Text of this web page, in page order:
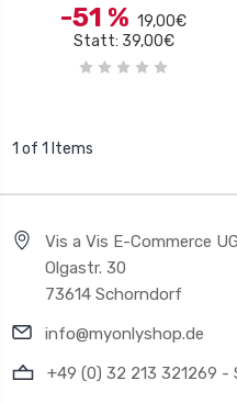
-51 % 19,00€
Statt: 39,00€
1 of 1 Items
Vis a Vis E-Commerce
Olgastr. 30
73614 Schorndorf
info@myonlyshop.de
+49 (0) 32 213 321269 -